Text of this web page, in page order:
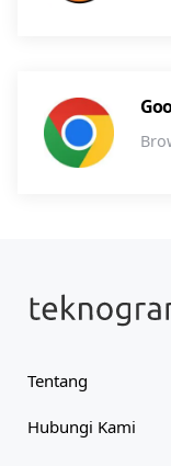
Tentang
Hubungi Kami